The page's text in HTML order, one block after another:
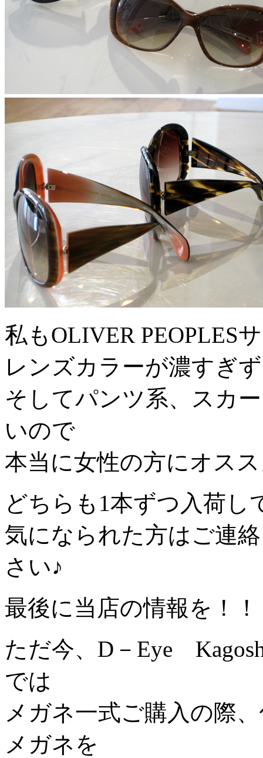
私もOLIVER PEOPLES
レンズカラーが濃すぎ
そしてパンツ系、スカ
いので
本当に女性の方にオス
どちらも1本ずつ入荷し
気になられた方はご連
さい♪
最後に当店の情報を！！
ただ今、D－Eye
では
メガネ一式ご購入の際
メガネを